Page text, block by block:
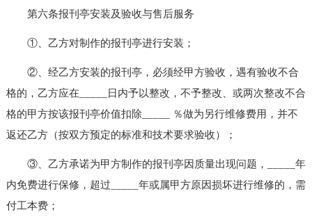
第六条报刊亭安装及验收与售后服务
①、乙方对制作的报刊亭进行安装；
②、经乙方安装的报刊亭，必须经甲方验收，遇有验收不合
格的，乙方应在_____日内予以整改，不予整改、或两次整改不合
格的甲方按该报刊亭价值扣除_____ ％做为另行维修费用，并不
返还乙方（按双方预定的标准和技术要求验收）；
③、乙方承诺为甲方制作的报刊亭因质量出现问题，_____年
内免费进行保修，超过_____年或属甲方原因损坏进行维修的，需
付工本费；